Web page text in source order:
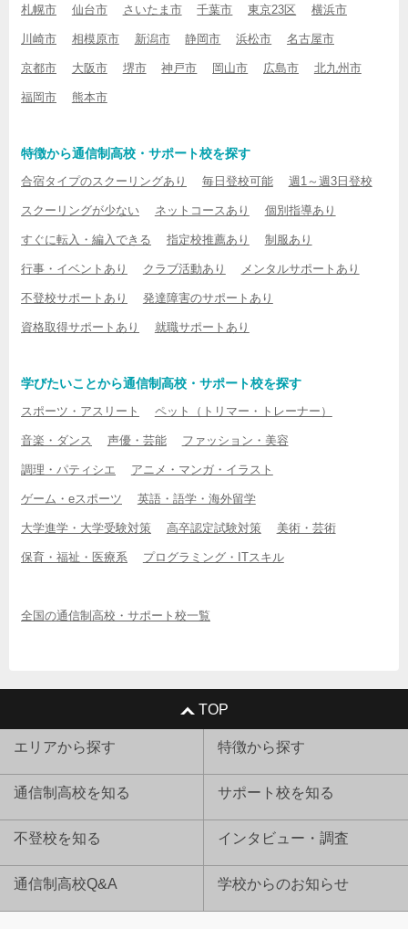
札幌市 仙台市 さいたま市 千葉市 東京23区 横浜市
川崎市 相模原市 新潟市 静岡市 浜松市 名古屋市
京都市 大阪市 堺市 神戸市 岡山市 広島市 北九州市
福岡市 熊本市
特徴から通信制高校・サポート校を探す
合宿タイプのスクーリングあり 毎日登校可能 週1～週3日登校
スクーリングが少ない ネットコースあり 個別指導あり
すぐに転入・編入できる 指定校推薦あり 制服あり
行事・イベントあり クラブ活動あり メンタルサポートあり
不登校サポートあり 発達障害のサポートあり
資格取得サポートあり 就職サポートあり
学びたいことから通信制高校・サポート校を探す
スポーツ・アスリート ペット（トリマー・トレーナー）
音楽・ダンス 声優・芸能 ファッション・美容
調理・パティシエ アニメ・マンガ・イラスト
ゲーム・eスポーツ 英語・語学・海外留学
大学進学・大学受験対策 高卒認定試験対策 美術・芸術
保育・福祉・医療系 プログラミング・ITスキル
全国の通信制高校・サポート校一覧
TOP
エリアから探す 特徴から探す
通信制高校を知る サポート校を知る
不登校を知る インタビュー・調査
通信制高校Q&A 学校からのお知らせ